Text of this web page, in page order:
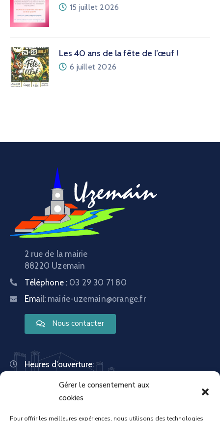
Gérer le consentement aux
cookies
Pour offrir les meilleures expériences, nous utilisons des technologies
15 juillet 2026
Les 40 ans de la fête de l’œuf !
6 juillet 2026
2 rue de la mairie
88220 Uzemain
Téléphone : 03 29 30 71 80
Email: mairie-uzemain@orange.fr
Nous contacter
Heures d'ouverture:
Mardi : 13:30 – 18:00
Mercredi : 08:30 – 12:00 | 14:00 – 17:00
Vendredi : 08:30 – 12:00 | 14:00 – 17:00